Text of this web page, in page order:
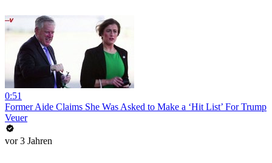
0:51
Former Aide Claims She Was Asked to Make a ‘Hit List’ For Trump
Veuer
vor 3 Jahren